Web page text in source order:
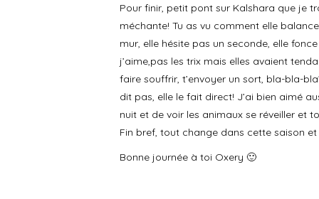
Pour finir, petit pont sur Kalshara que je
méchante! Tu as vu comment elle
mur, elle hésite pas un seconde, elle
j’aime,pas les trix mais elles avaient
faire souffrir, t’envoyer un sort, bla-bla-
dit pas, elle le fait direct! J’ai bien aimé
nuit et de voir les animaux se réveiller et
Fin bref, tout change dans cette saison
Bonne journée à toi Oxery 🙂